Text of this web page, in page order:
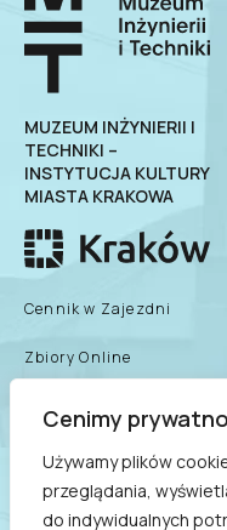
Cenimy
Używamy plików
przeglądania,
do indywidualnych
MUZEUM INŻYNIERII I
TECHNIKI –
INSTYTUCJA KULTURY
MIASTA KRAKOWA
Cennik w Zajezdni
Zbiory Online
Dane teleadresowe
Praca/Praktyki/